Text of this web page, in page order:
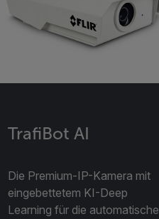
TrafiBot AI
Die Premium-IP-Kamera mit
eingebettetem KI-Deep
Learning für die automatische